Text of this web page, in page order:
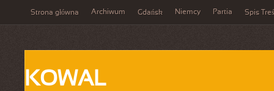
Strona główna Archiwum Gdańsk Niemcy Partia Spis
KOWAL